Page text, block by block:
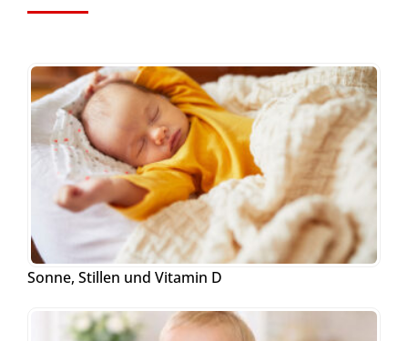
Sonne, Stillen und Vitamin D